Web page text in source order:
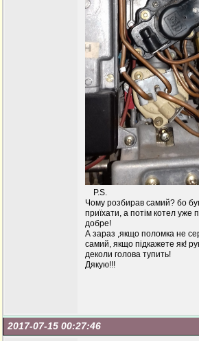
P.S.
Чому розбирав самий? бо
приїхати, а потім котел уже
добре!
А зараз ,якщо поломка не
самий, якщо підкажете як!
деколи голова тупить!
Дякую!!!
2017-07-15 00:27:46